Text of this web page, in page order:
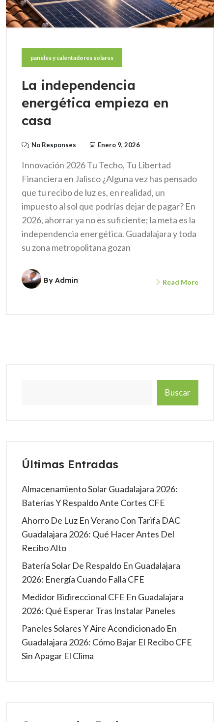
paneles y calentadores solares
La independencia
energética empieza en
casa
No Responses Enero 9, 2026
Innovación 2026 Tu Techo, Tu Libertad
Financiera en Jalisco ¿Alguna vez has pensado
que tu recibo de luz es, en realidad, un
impuesto al sol que podrías dejar de pagar? En
2026, ahorrar ya no es suficiente; la meta es la
independencia energética. Guadalajara y toda
su zona metropolitana gozan
By Admin Read More
Buscar
Últimas Entradas
Almacenamiento Solar Guadalajara 2026:
Baterías Y Respaldo Ante Cortes CFE
Ahorro De Luz En Verano Con Tarifa DAC
Guadalajara 2026: Qué Hacer Antes Del
Recibo Alto
Batería Solar De Respaldo En Guadalajara
2026: Energía Cuando Falla CFE
Medidor Bidireccional CFE En Guadalajara
2026: Qué Esperar Tras Instalar Paneles
Paneles Solares Y Aire Acondicionado En
Guadalajara 2026: Cómo Bajar El Recibo CFE
Sin Apagar El Clima